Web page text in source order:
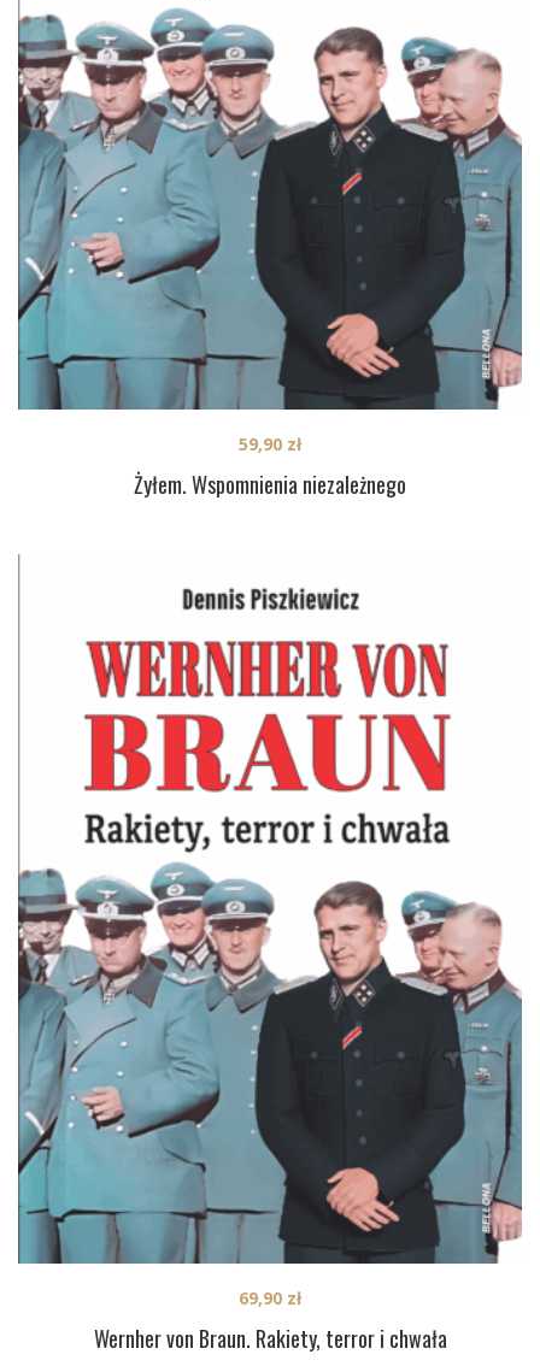
Żyłem. Wspomnienia niezależnego
59,90 zł
Wernher von Braun. Rakiety, terror i chwała
69,90 zł